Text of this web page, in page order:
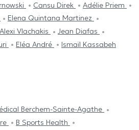
Cansu Direk
Adélie Priem
Elena Quintana Martinez
Alexi Vlachakis
Jean Diafas
Eléa André Ismaïl Kassabeh
Berchem-Sainte-Agathe
B Sports Health